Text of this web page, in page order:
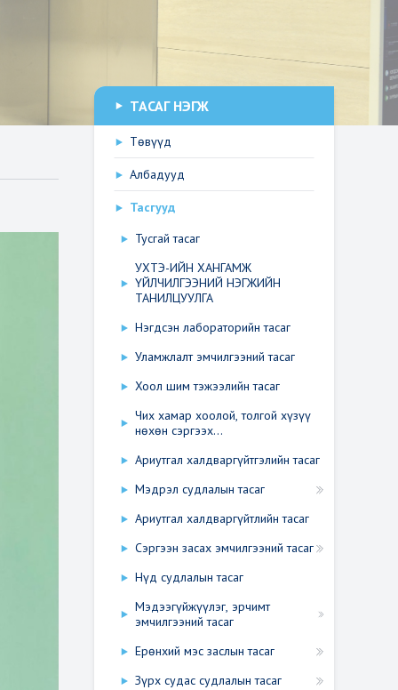
ТАСАГ НЭГЖ
Төвүүд
Албадууд
Тасгууд
Тусгай тасаг
УХТЭ-ИЙН ХАНГАМЖ
ҮЙЛЧИЛГЭЭНИЙ НЭГЖИЙН
ТАНИЛЦУУЛГА
Нэгдсэн лабораторийн тасаг
Уламжлалт эмчилгээний тасаг
Хоол шим тэжээлийн тасаг
Чих хамар хоолой, толгой хүзүү
нөхөн сэргээх...
Ариутгал халдваргүйтгэлийн тасаг
Мэдрэл судлалын тасаг
Ариутгал халдваргүйтлийн тасаг
Сэргээн засах эмчилгээний тасаг
Нүд судлалын тасаг
Мэдээгүйжүүлэг, эрчимт
эмчилгээний тасаг
Ерөнхий мэс заслын тасаг
Зүрх судас судлалын тасаг